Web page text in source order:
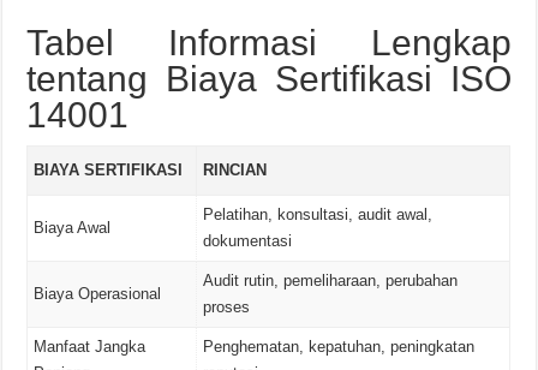
Tabel Informasi Lengkap
tentang Biaya Sertifikasi ISO
14001
BIAYA SERTIFIKASI RINCIAN
Biaya Awal
Pelatihan, konsultasi, audit awal,
dokumentasi
Biaya Operasional
Audit rutin, pemeliharaan, perubahan
proses
Manfaat Jangka
Penghematan, kepatuhan, peningkatan